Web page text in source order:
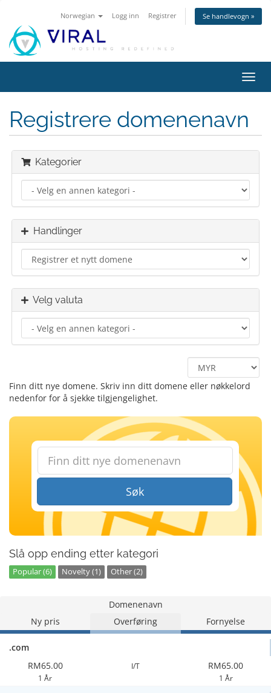
Norwegian Logg inn Registrer Se handlevogn »
Bytt
Registrere domenenavn
Kategorier
Handlinger
Velg valuta
Finn ditt nye domene. Skriv inn ditt domene eller nøkkelord
nedenfor for å sjekke tilgjengelighet.
Søk
Slå opp ending etter kategori
Popular (6) Novelty (1) Other (2)
Domenenavn
Ny pris
Overføring Fornyelse
.com
RM65.00
1 År
I/T RM65.00
1 År